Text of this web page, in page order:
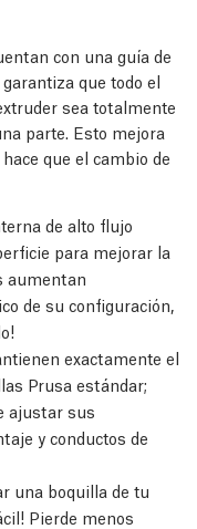
con una guía de
que todo el
sea totalmente
parte. Esto mejora
que el cambio de
de alto flujo
para mejorar la
aumentan
de su configuración,
exactamente el
Prusa estándar;
ajustar sus
y conductos de
una boquilla de tu
Pierde menos